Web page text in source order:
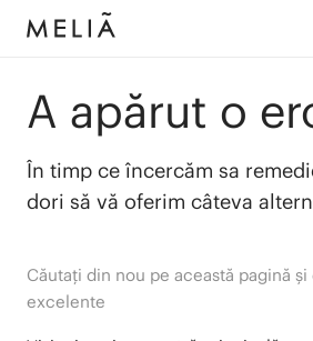
A apărut o
În timp ce încercăm sa
dori să vă oferim câteva
Căutați din nou pe această pagină
excelente